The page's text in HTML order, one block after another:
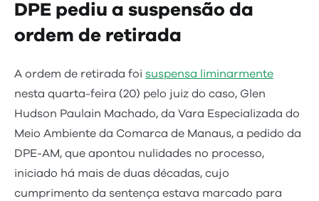
DPE pediu a suspensão da
ordem de retirada
A ordem de retirada foi suspensa liminarmente
nesta quarta-feira (20) pelo juiz do caso, Glen
Hudson Paulain Machado, da Vara Especializada do
Meio Ambiente da Comarca de Manaus, a pedido da
DPE-AM, que apontou nulidades no processo,
iniciado há mais de duas décadas, cujo
cumprimento da sentença estava marcado para